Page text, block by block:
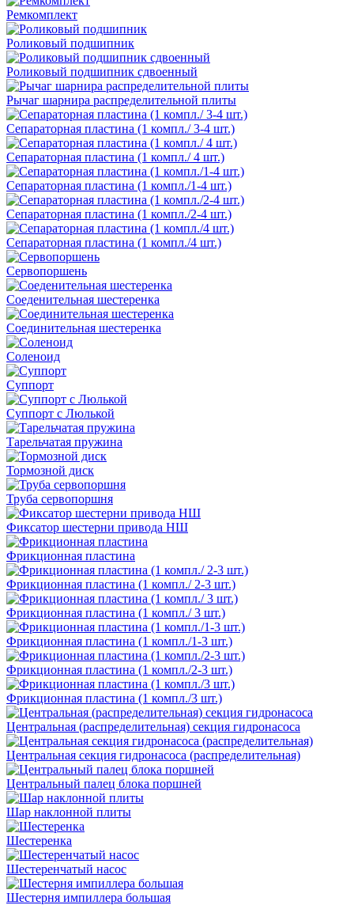
Ремкомплект
Роликовый подшипник
Роликовый подшипник сдвоенный
Рычаг шарнира распределительной плиты
Сепараторная пластина (1 компл./ 3-4 шт.)
Сепараторная пластина (1 компл./ 4 шт.)
Сепараторная пластина (1 компл./1-4 шт.)
Сепараторная пластина (1 компл./2-4 шт.)
Сепараторная пластина (1 компл./4 шт.)
Сервопоршень
Соеденительная шестеренка
Соединительная шестеренка
Соленоид
Суппорт
Суппорт с Люлькой
Тарельчатая пружина
Тормозной диск
Труба сервопоршня
Фиксатор шестерни привода НШ
Фрикционная пластина
Фрикционная пластина (1 компл./ 2-3 шт.)
Фрикционная пластина (1 компл./ 3 шт.)
Фрикционная пластина (1 компл./1-3 шт.)
Фрикционная пластина (1 компл./2-3 шт.)
Фрикционная пластина (1 компл./3 шт.)
Центральная (распределительная) секция гидронасоса
Центральная секция гидронасоса (распределительная)
Центральный палец блока поршней
Шар наклонной плиты
Шестеренка
Шестеренчатый насос
Шестерня импиллера большая